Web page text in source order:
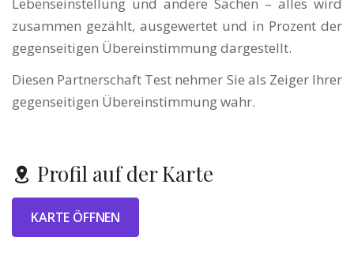
Lebenseinstellung und andere Sachen – alles wird
zusammen gezählt, ausgewertet und in Prozent der
gegenseitigen Übereinstimmung dargestellt.
Diesen Partnerschaft Test nehmer Sie als Zeiger Ihrer
gegenseitigen Übereinstimmung wahr.
Profil auf der Karte
KARTE ÖFFNEN